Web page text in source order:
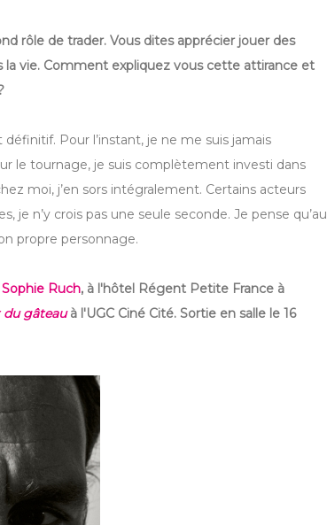
rôle de trader. Vous dites apprécier jouer des
la vie. Comment expliquez vous cette attirance et
Pour l’instant, je ne me suis jamais
le tournage, je suis complètement investi dans
moi, j’en sors intégralement. Certains acteurs
je n’y crois pas une seule seconde. Je pense qu’au
propre personnage.
Sophie Ruch, à l'hôtel Régent Petite France à
du gâteauà l'UGC Ciné Cité. Sortie en salle le 16